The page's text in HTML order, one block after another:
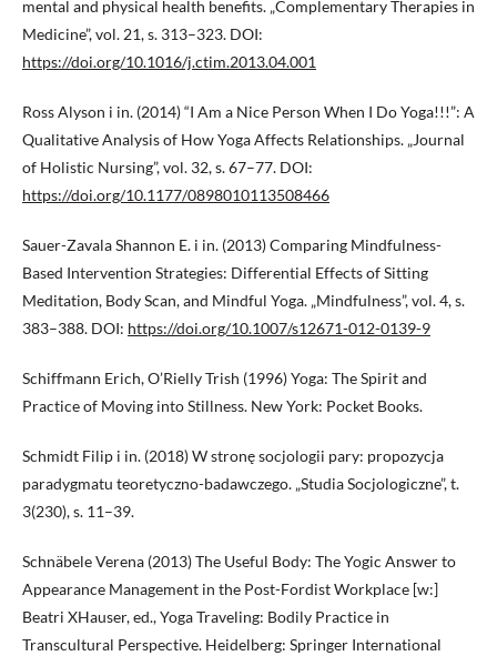
mental and physical health benefits. „Complementary Therapies in
Medicine”, vol. 21, s. 313–323. DOI:
https://doi.org/10.1016/j.ctim.2013.04.001
Ross Alyson i in. (2014) “I Am a Nice Person When I Do Yoga!!!”: A
Qualitative Analysis of How Yoga Affects Relationships. „Journal
of Holistic Nursing”, vol. 32, s. 67–77. DOI:
https://doi.org/10.1177/0898010113508466
Sauer-Zavala Shannon E. i in. (2013) Comparing Mindfulness-
Based Intervention Strategies: Differential Effects of Sitting
Meditation, Body Scan, and Mindful Yoga. „Mindfulness”, vol. 4, s.
383–388. DOI: https://doi.org/10.1007/s12671-012-0139-9
Schiffmann Erich, O’Rielly Trish (1996) Yoga: The Spirit and
Practice of Moving into Stillness. New York: Pocket Books.
Schmidt Filip i in. (2018) W stronę socjologii pary: propozycja
paradygmatu teoretyczno-badawczego. „Studia Socjologiczne”, t.
3(230), s. 11–39.
Schnäbele Verena (2013) The Useful Body: The Yogic Answer to
Appearance Management in the Post-Fordist Workplace [w:]
Beatri XHauser, ed., Yoga Traveling: Bodily Practice in
Transcultural Perspective. Heidelberg: Springer International